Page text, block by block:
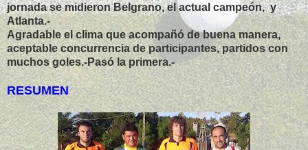
jornada se midieron Belgrano, el actual campeón, y
Atlanta.-
Agradable el clima que acompañó de buena manera,
aceptable concurrencia de participantes, partidos con
muchos goles.-Pasó la primera.-
RESUMEN